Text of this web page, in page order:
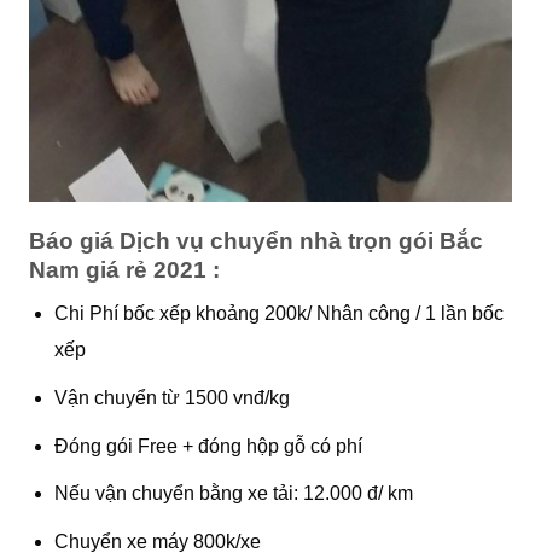
Báo giá Dịch vụ chuyển nhà trọn gói Bắc
Nam giá rẻ 2021 :
Chi Phí bốc xếp khoảng 200k/ Nhân công / 1 lần bốc
xếp
Vận chuyển từ 1500 vnđ/kg
Đóng gói Free + đóng hộp gỗ có phí
Nếu vận chuyển bằng xe tải: 12.000 đ/ km
Chuyển xe máy 800k/xe